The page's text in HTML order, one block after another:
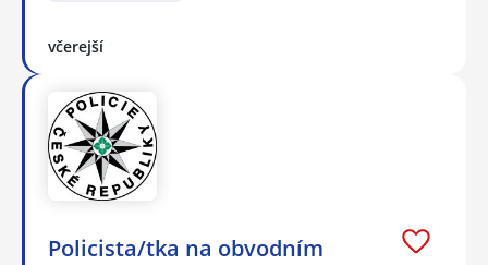
včerejší
Policista/tka na obvodním